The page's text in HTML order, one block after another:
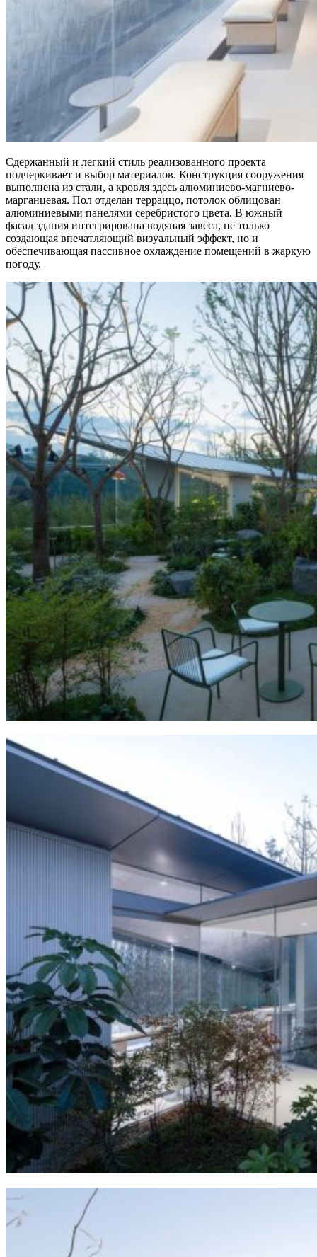
Сдержанный и легкий стиль реализованного проекта
подчеркивает и выбор материалов. Конструкция сооружения
выполнена из стали, а кровля здесь алюминиево-магниево-
марганцевая. Пол отделан терраццо, потолок облицован
алюминиевыми панелями серебристого цвета. В южный
фасад здания интегрирована водяная завеса, не только
создающая впечатляющий визуальный эффект, но и
обеспечивающая пассивное охлаждение помещений в жаркую
погоду.